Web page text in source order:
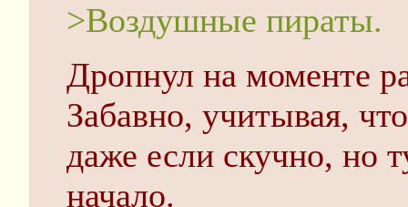
>Воздушные пираты.
Дропнул на моменте
Забавно, учитывая,
даже если скучно, но
начало.